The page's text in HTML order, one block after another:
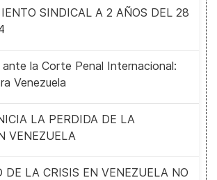
SINDICAL A 2 AÑOS DEL 28
la Corte Penal Internacional:
Venezuela
LA PERDIDA DE LA
VENEZUELA
DE LA CRISIS EN VENEZUELA NO